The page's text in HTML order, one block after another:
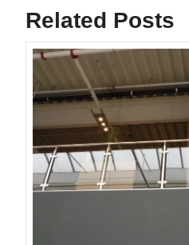
articole
Related Posts